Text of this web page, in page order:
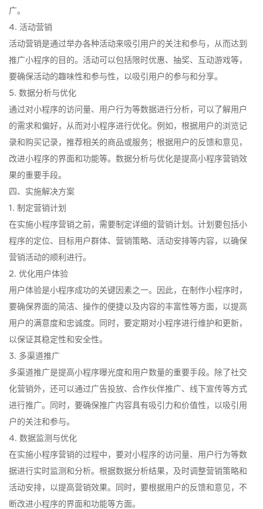
广。
4. 活动营销
活动营销是通过举办各种活动来吸引用户的关注和参与，从而达到
推广小程序的目的。活动可以包括限时优惠、抽奖、互动游戏等，
要确保活动的趣味性和参与性，以吸引用户的参与和分享。
5. 数据分析与优化
通过对小程序的访问量、用户行为等数据进行分析，可以了解用户
的需求和偏好，从而对小程序进行优化。例如，根据用户的浏览记
录和购买记录，推荐相关的商品或服务；根据用户的反馈和意见，
改进小程序的界面和功能等。数据分析与优化是提高小程序营销效
果的重要手段。
四、实施解决方案
1. 制定营销计划
在实施小程序营销之前，需要制定详细的营销计划。计划要包括小
程序的定位、目标用户群体、营销策略、活动安排等内容，以确保
营销活动的顺利进行。
2. 优化用户体验
用户体验是小程序成功的关键因素之一。因此，在制作小程序时，
要确保界面的简洁、操作的便捷以及内容的丰富性等方面，以提高
用户的满意度和忠诚度。同时，要定期对小程序进行维护和更新，
以保证其稳定性和安全性。
3. 多渠道推广
多渠道推广是提高小程序曝光度和用户数量的重要手段。除了社交
化营销外，还可以通过广告投放、合作伙伴推广、线下宣传等方式
进行推广。同时，要确保推广内容具有吸引力和价值性，以吸引用
户的关注和参与。
4. 数据监测与优化
在实施小程序营销的过程中，要对小程序的访问量、用户行为等数
据进行实时监测和分析。根据数据分析结果，及时调整营销策略和
活动安排，以提高营销效果。同时，要根据用户的反馈和意见，不
断改进小程序的界面和功能等方面。